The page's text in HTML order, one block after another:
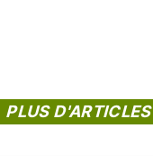
PLUS D'ARTICLES